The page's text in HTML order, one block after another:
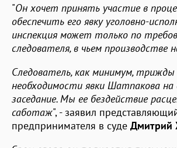
"Он хочет принять участие в
обеспечить его явку уголовно-
инспекция может только по
следователя, в чьем производстве
Следователь, как минимум, трижды
необходимости явки Шатпакова на
заседание. Мы ее бездействие
саботаж", - заявил
предпринимателя в суде Дмитрий